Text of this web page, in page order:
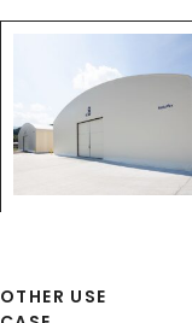
OTHER USE